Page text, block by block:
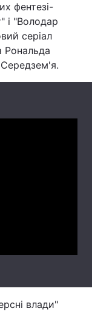
фентезі-
і "Володар
серіал
Рональда
Середзем'я.
влади"